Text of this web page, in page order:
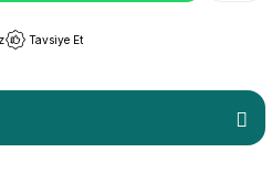
Tavsiye Et